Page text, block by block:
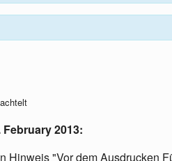
February 2013:
Hinweis "Vor dem Ausdrucken